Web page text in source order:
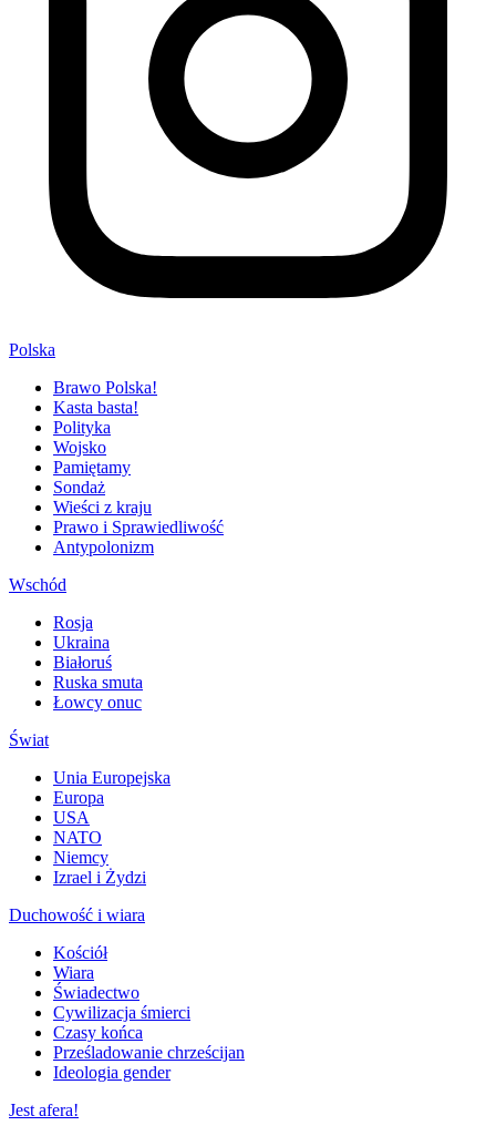
Polska
Brawo Polska!
Kasta basta!
Polityka
Wojsko
Pamiętamy
Sondaż
Wieści z kraju
Prawo i Sprawiedliwość
Antypolonizm
Wschód
Rosja
Ukraina
Białoruś
Ruska smuta
Łowcy onuc
Świat
Unia Europejska
Europa
USA
NATO
Niemcy
Izrael i Żydzi
Duchowość i wiara
Kościół
Wiara
Świadectwo
Cywilizacja śmierci
Czasy końca
Prześladowanie chrześcijan
Ideologia gender
Jest afera!